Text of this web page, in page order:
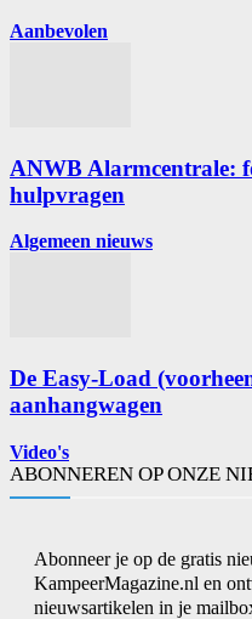
Aanbevolen
ANWB Alarmcentrale:
hulpvragen
Algemeen nieuws
De Easy-Load
aanhangwagen
Video's
ABONNEREN OP ONZE
Abonneer je op de gratis
KampeerMagazine.nl en
nieuwsartikelen in je